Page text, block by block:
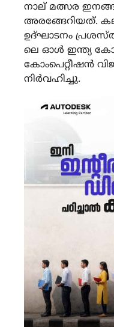
നാല് മത്സര
അരങ്ങേറിയത്.
ഉദ്ഘാടനം
ലെ ഓൾ ഇന്ത്യ
കോംപെറ്റീഷൻ
നിർവഹിച്ചു.